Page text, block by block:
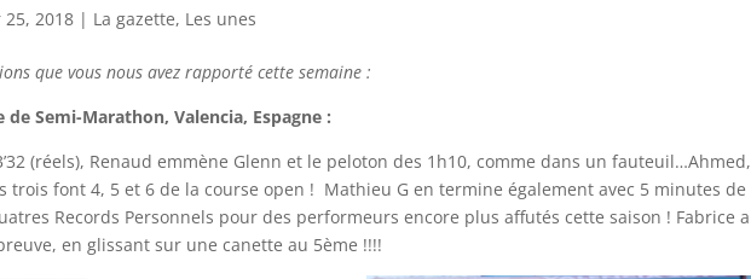
25, 2018 | La gazette, Les unes
que vous nous avez rapporté cette semaine :
Semi-Marathon, Valencia, Espagne :
(réels), Renaud emmène Glenn et le peloton des 1h10, comme dans un fauteuil…Ahmed,
trois font 4, 5 et 6 de la course open ! Mathieu G en termine également avec 5 minutes de
Records Personnels pour des performeurs encore plus affutés cette saison ! Fabrice a
en glissant sur une canette au 5ème !!!!